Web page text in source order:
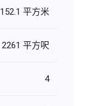
152.1 平方米
2261 平方呎
4